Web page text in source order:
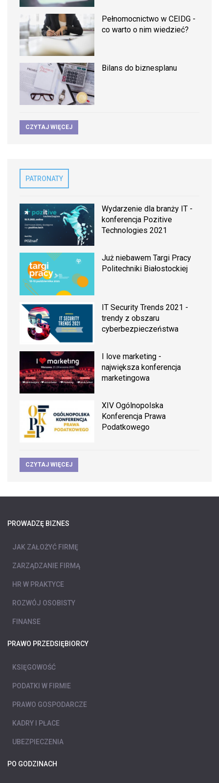
Pełnomocnictwo w CEIDG -
co warto o nim wiedzieć?
Bilans do biznesplanu
CZYTAJ WIĘCEJ
PATRONATY
Wydarzenie dla branży IT -
konferencja Pozitive
Technologies 2021
Już niebawem Targi Pracy
Politechniki Białostockiej
IT Security Trends 2021 -
trendy z obszaru
cyberbezpieczeństwa
I love marketing -
największa konferencja
marketingowa
XIV Ogólnopolska
Konferencja Prawa
Podatkowego
CZYTAJ WIĘCEJ
PROWADZĘ BIZNES
JAK ZAŁOŻYĆ FIRMĘ
ZARZĄDZANIE FIRMĄ
HR W PRAKTYCE
ROZWÓJ OSOBISTY
FINANSE
PRAWO PRZEDSIĘBIORCY
KSIĘGOWOŚĆ
PODATKI W FIRMIE
PRAWO GOSPODARCZE
KADRY I PŁACE
UBEZPIECZENIA
PO GODZINACH